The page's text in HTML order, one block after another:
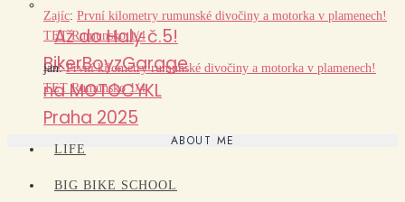
Až do Haly č.5!
BikerBoyzGarage
na MOTOCYKL
Praha 2025
LIFE
BIG BIKE SCHOOL
Zajíc: První kilometry rumunské divočiny a motorka v plamenech!
TET Rumunsko 1/4
jan:První kilometry rumunské divočiny a motorka v plamenech!
TET Rumunsko 1/4
ABOUT ME